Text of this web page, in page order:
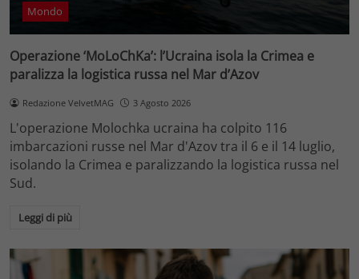
Mondo
Operazione ‘MoLoChKa’: l’Ucraina isola la Crimea e
paralizza la logistica russa nel Mar d’Azov
Redazione VelvetMAG 3 Agosto 2026
L'operazione Molochka ucraina ha colpito 116
imbarcazioni russe nel Mar d'Azov tra il 6 e il 14 luglio,
isolando la Crimea e paralizzando la logistica russa nel
Sud.
Leggi di più